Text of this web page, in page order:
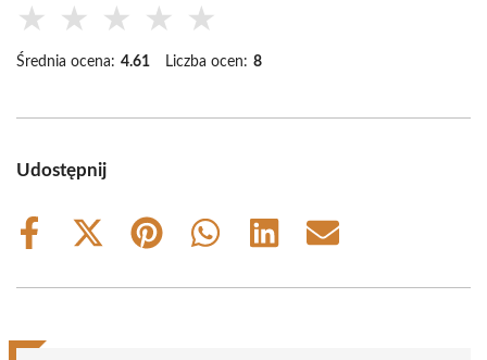
★ ★ ★ ★ ★
Średnia ocena: 4.61 Liczba ocen: 8
Udostępnij
Share
Share
(Twitter)
Share
Share
Share
Share